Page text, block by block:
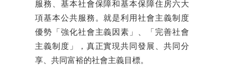
服務、基本社會保障和基本保障住房六大
項基本公共服務。就是利用社會主義制度
優勢「強化社會主義因素」、「完善社會
主義制度」，真正實現共同發展、共同分
享、共同富裕的社會主義目標。